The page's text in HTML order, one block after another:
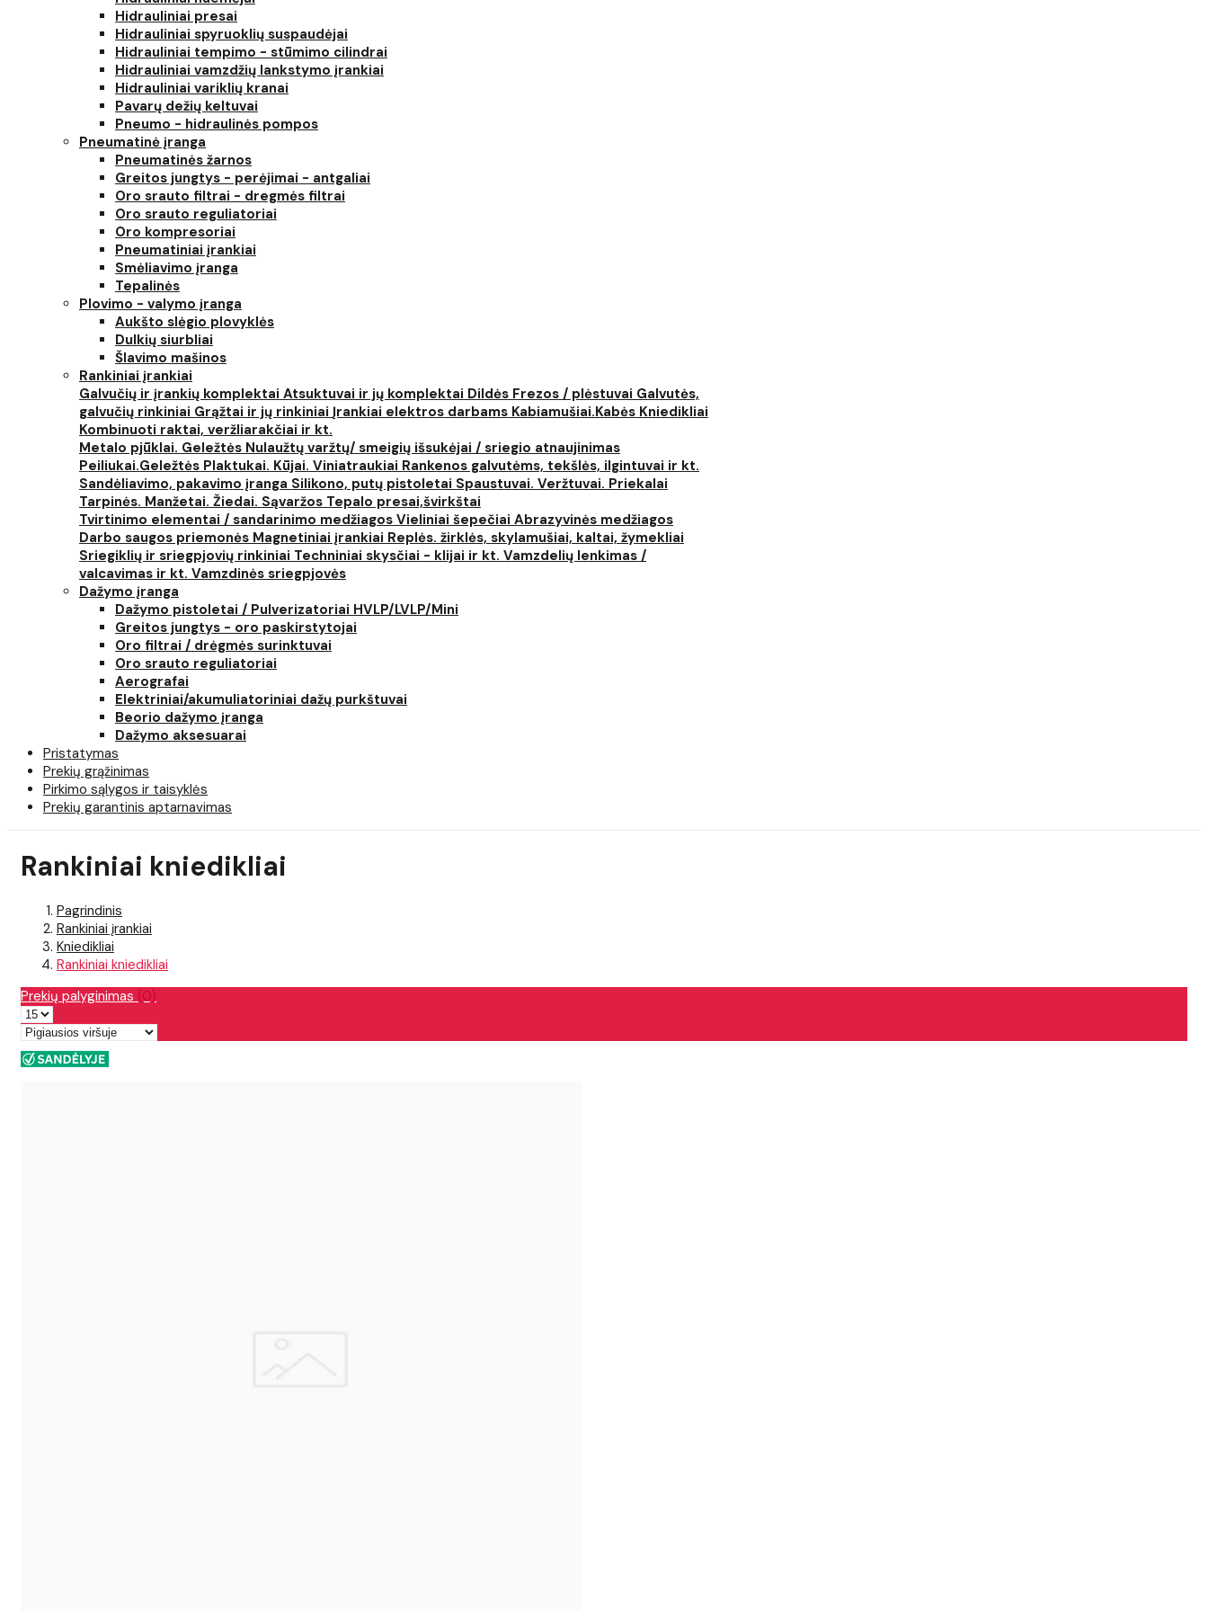
Hidrauliniai presai
Hidrauliniai spyruoklių suspaudėjai
Hidrauliniai tempimo - stūmimo cilindrai
Hidrauliniai vamzdžių lankstymo įrankiai
Hidrauliniai variklių kranai
Pavarų dežių keltuvai
Pneumo - hidraulinės pompos
Pneumatinė įranga
Pneumatinės žarnos
Greitos jungtys - perėjimai - antgaliai
Oro srauto filtrai - dregmės filtrai
Oro srauto reguliatoriai
Oro kompresoriai
Pneumatiniai įrankiai
Smėliavimo įranga
Tepalinės
Plovimo - valymo įranga
Aukšto slėgio plovyklės
Dulkių siurbliai
Šlavimo mašinos
Rankiniai įrankiai
Galvučių ir įrankių komplektai Atsuktuvai ir jų komplektai Dildės Frezos / plėstuvai Galvutės,
galvučių rinkiniai Grąžtai ir jų rinkiniai Įrankiai elektros darbams Kabiamušiai.Kabės Kniedikliai
Kombinuoti raktai, veržliarakčiai ir kt.
Metalo pjūklai. Geležtės Nulaužtų varžtų/ smeigių išsukėjai / sriegio atnaujinimas
Peiliukai.Geležtės Plaktukai. Kūjai. Viniatraukiai Rankenos galvutėms, tekšlės, ilgintuvai ir kt.
Sandėliavimo, pakavimo įranga Silikono, putų pistoletai Spaustuvai. Veržtuvai. Priekalai
Tarpinės. Manžetai. Žiedai. Sąvaržos Tepalo presai,švirkštai
Tvirtinimo elementai / sandarinimo medžiagos Vieliniai šepečiai Abrazyvinės medžiagos
Darbo saugos priemonės Magnetiniai įrankiai Replės. žirklės, skylamušiai, kaltai, žymekliai
Sriegiklių ir sriegpjovių rinkiniai Techniniai skysčiai - klijai ir kt. Vamzdelių lenkimas /
valcavimas ir kt. Vamzdinės sriegpjovės
Dažymo įranga
Dažymo pistoletai / Pulverizatoriai HVLP/LVLP/Mini
Greitos jungtys - oro paskirstytojai
Oro filtrai / drėgmės surinktuvai
Oro srauto reguliatoriai
Aerografai
Elektriniai/akumuliatoriniai dažų purkštuvai
Beorio dažymo įranga
Dažymo aksesuarai
Pristatymas
Prekių grąžinimas
Pirkimo sąlygos ir taisyklės
Prekių garantinis aptarnavimas
Rankiniai kniedikliai
Pagrindinis
Rankiniai įrankiai
Kniedikliai
Rankiniai kniedikliai
Prekių palyginimas (0)